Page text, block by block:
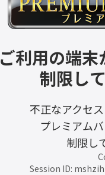
ご利用の端
制限し
不正なアクセ
プレミアム
制限し
Session ID: